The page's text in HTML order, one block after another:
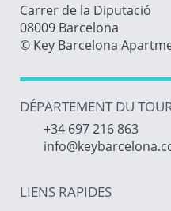
Carrer de la Diputació
08009 Barcelona
© Key Barcelona
DÉPARTEMENT DU
+34 697 216 863
LIENS RAPIDES